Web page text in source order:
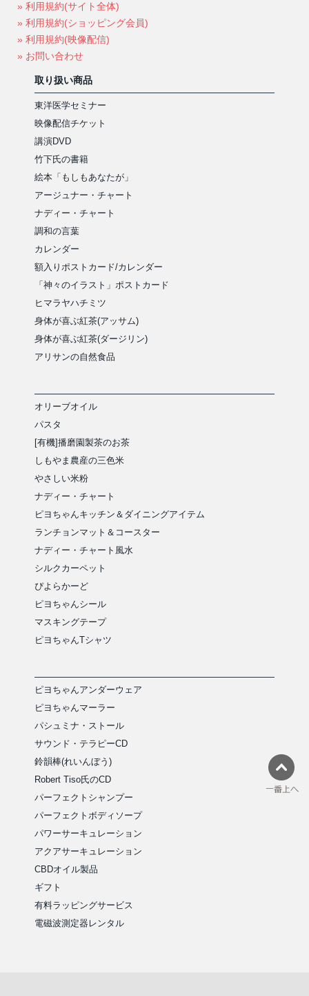
» 利用規約(サイト全体)
» 利用規約(ショッピング会員)
» 利用規約(映像配信)
» お問い合わせ
取り扱い商品
東洋医学セミナー
映像配信チケット
講演DVD
竹下氏の書籍
絵本「もしもあなたが」
アージュナー・チャート
ナディー・チャート
調和の言葉
カレンダー
額入りポストカード/カレンダー
「神々のイラスト」ポストカード
ヒマラヤハチミツ
身体が喜ぶ紅茶(アッサム)
身体が喜ぶ紅茶(ダージリン)
アリサンの自然食品
オリーブオイル
パスタ
[有機]播磨園製茶のお茶
しもやま農産の三色米
やさしい米粉
ナディー・チャート
ピヨちゃんキッチン＆ダイニングアイテム
ランチョンマット＆コースター
ナディー・チャート風水
シルクカーペット
ぴよらかーど
ピヨちゃんシール
マスキングテープ
ピヨちゃんTシャツ
ピヨちゃんアンダーウェア
ピヨちゃんマーラー
パシュミナ・ストール
サウンド・テラピーCD
鈴韻棒(れいんぼう)
Robert Tiso氏のCD
パーフェクトシャンプー
パーフェクトボディソープ
パワーサーキュレーション
アクアサーキュレーション
CBDオイル製品
ギフト
有料ラッピングサービス
電磁波測定器レンタル